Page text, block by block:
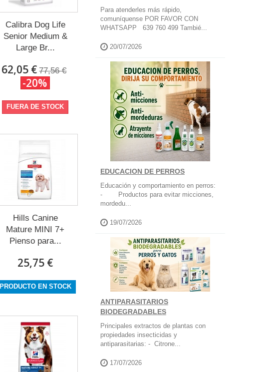
Calibra Dog Life
Senior Medium &
Large Br...
62,05 € 77,56 €
-20%
FUERA DE STOCK
Hills Canine
Mature MINI 7+
Pienso para...
25,75 €
PRODUCTO EN STOCK
Para atenderles más rápido,
comuníquense POR FAVOR CON
WHATSAPP 639 760 499 Tambié...
20/07/2026
EDUCACION DE PERROS
Educación y comportamiento en perros:
- Productos para evitar micciones,
mordedu...
19/07/2026
ANTIPARASITARIOS
BIODEGRADABLES
Principales extractos de plantas con
propiedades insecticidas y
antiparasitarias: - Citrone...
17/07/2026